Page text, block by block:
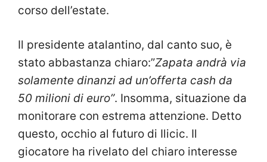
corso dell’estate.
Il presidente atalantino, dal canto suo, è
stato abbastanza chiaro:”Zapata andrà via
solamente dinanzi ad un’offerta cash da
50 milioni di euro”. Insomma, situazione da
monitorare con estrema attenzione. Detto
questo, occhio al futuro di Ilicic. Il
giocatore ha rivelato del chiaro interesse